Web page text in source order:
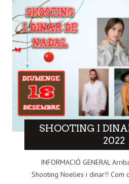
SHOOTING I
2022
INFORMACIÓ GENERAL
Shooting Noelies i dinar!! Com